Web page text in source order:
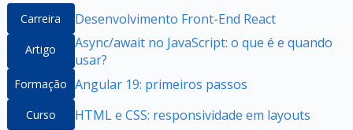
Carreira Desenvolvimento Front-End React
Artigo
Async/await no JavaScript: o que é e quando
usar?
Formação Angular 19: primeiros passos
Curso HTML e CSS: responsividade em layouts